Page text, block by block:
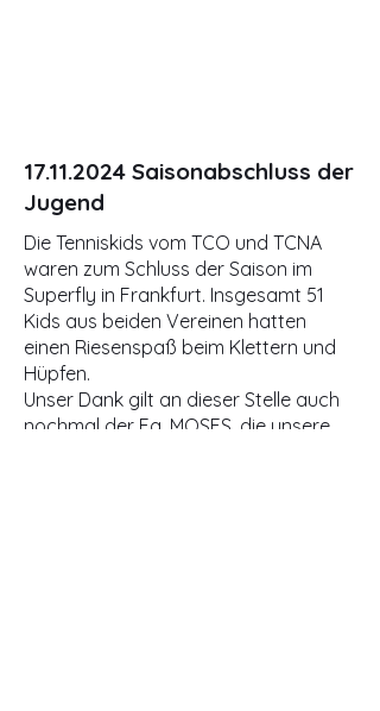
17.11.2024 Saisonabschluss der
Jugend
Die Tenniskids vom TCO und TCNA
waren zum Schluss der Saison im
Superfly in Frankfurt. Insgesamt 51
Kids aus beiden Vereinen hatten
einen Riesenspaß beim Klettern und
Hüpfen.
Unser Dank gilt an dieser Stelle auch
nochmal der Fa. MOSES, die unsere